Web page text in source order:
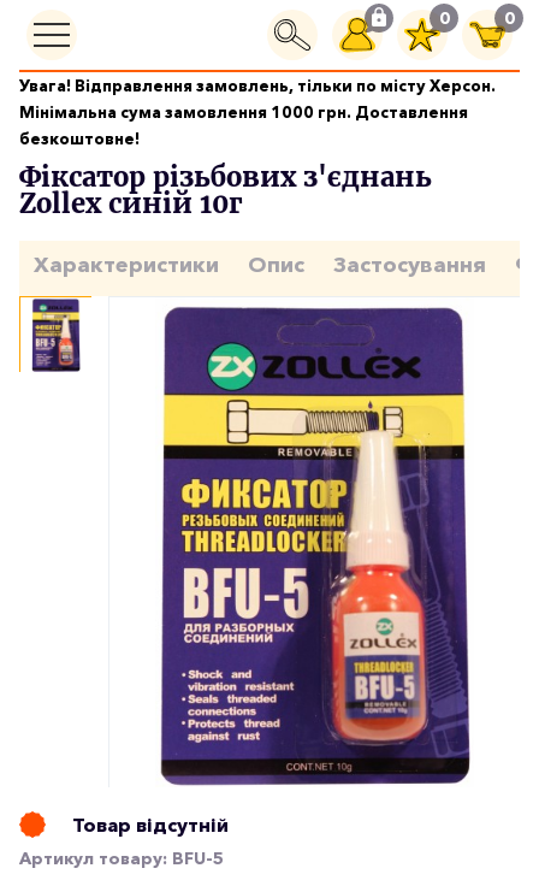
0 0
Увага! Відправлення замовлень, тільки по місту Херсон.
Мінімальна сума замовлення 1000 грн. Доставлення
безкоштовне!
Граметика і клеї
Фіксатор різьбових з'єднань Zollex синій 10г
Фіксатор різьбових з'єднань
Zollex синій 10г
Характеристики Опис Застосування
Товар відсутній
Артикул товару: BFU-5